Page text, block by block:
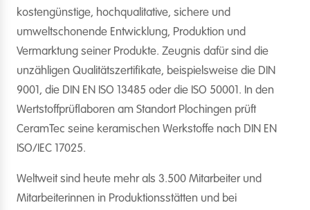
kostengünstige, hochqualitative, sichere und
umweltschonende Entwicklung, Produktion und
Vermarktung seiner Produkte. Zeugnis dafür sind die
unzähligen Qualitätszertifikate, beispielsweise die DIN
9001, die DIN EN ISO 13485 oder die ISO 50001. In den
Wertstoffprüflaboren am Standort Plochingen prüft
CeramTec seine keramischen Werkstoffe nach DIN EN
ISO/IEC 17025.
Weltweit sind heute mehr als 3.500 Mitarbeiter und
Mitarbeiterinnen in Produktionsstätten und bei